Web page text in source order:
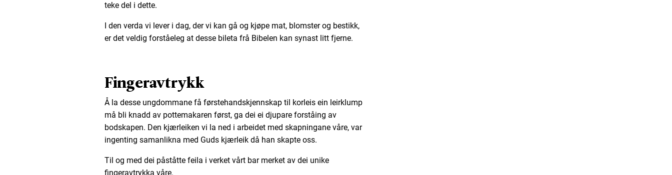
teke del i dette.
I den verda vi lever i dag, der vi kan gå og kjøpe mat, blomster og bestikk,
er det veldig forståeleg at desse bileta frå Bibelen kan synast litt fjerne.
Fingeravtrykk
Å la desse ungdommane få førstehandskjennskap til korleis ein leirklump
må bli knadd av pottemakaren først, ga dei ei djupare forståing av
bodskapen. Den kjærleiken vi la ned i arbeidet med skapningane våre, var
ingenting samanlikna med Guds kjærleik då han skapte oss.
Til og med dei påståtte feila i verket vårt bar merket av dei unike
fingeravtrykka våre.